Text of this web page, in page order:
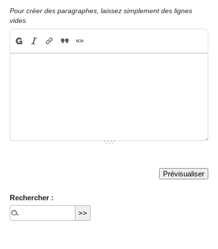
Pour créer des paragraphes, laissez simplement des lignes
vides.
Rechercher :